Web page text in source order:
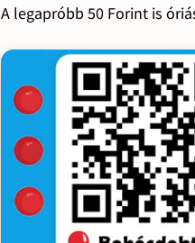
A legapróbb 50 Forint is